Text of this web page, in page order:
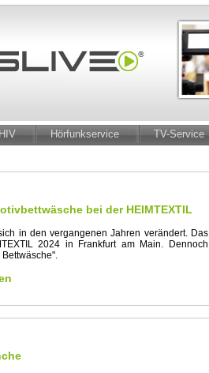
Hörfunkservice TV-Service
bei der HEIMTEXTIL
in den vergangenen Jahren verändert. Das
2024 in Frankfurt am Main. Dennoch